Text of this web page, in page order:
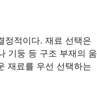
정적이다. 재료 선택은
기둥 등 구조 부재의 움
재료를 우선 선택하는